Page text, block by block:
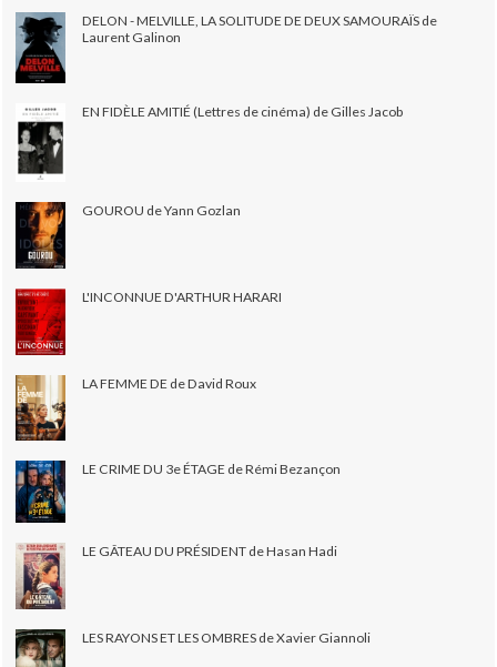
DELON - MELVILLE, LA SOLITUDE DE DEUX SAMOURAÏS de
Laurent Galinon
EN FIDÈLE AMITIÉ (Lettres de cinéma) de Gilles Jacob
GOUROU de Yann Gozlan
L'INCONNUE D'ARTHUR HARARI
LA FEMME DE de David Roux
LE CRIME DU 3e ÉTAGE de Rémi Bezançon
LE GÂTEAU DU PRÉSIDENT de Hasan Hadi
LES RAYONS ET LES OMBRES de Xavier Giannoli